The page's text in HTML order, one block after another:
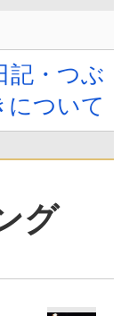
記・つぶ
について
グ